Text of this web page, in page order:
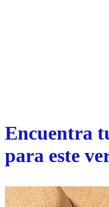
Encuentra
para este